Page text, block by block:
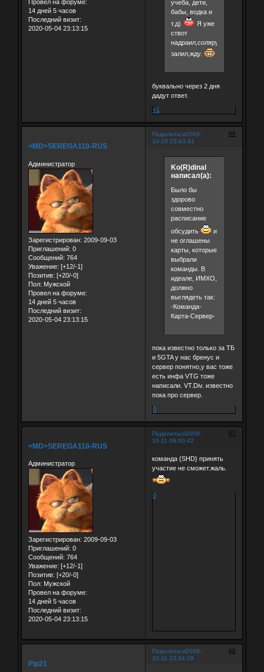
Провел на форуме:
14 дней 5 часов
Последний визит:
2020-05-04 23:13:15
учеба, дети,
бабы, водка и
т.д)
Я уже
ствот
надраил,соляру
залил,жду.
буквально через 2 дня
дадут ответ.
+1
Поделиться 66
2009-
10-10 23:43:41
<MD>SEREGA110-RUS
Администратор
Зарегистрирован: 2009-09-03
Приглашений: 0
Сообщений: 764
Уважение: [+12/-1]
Позитив: [+20/-0]
Пол: Мужской
Провел на форуме:
14 дней 5 часов
Последний визит:
2020-05-04 23:13:15
Ko(R)dinal
написал(а):
Было бы
здорово
совместно
расписание
обсудить
и
не оглашены
карты, которые
выбрали
команды. В
идеале, ИМХО,
должно
выглядеть так:
-Команда-
Карта-Сервер-
пока известно только за ТБ
и 5GTA у нас бренус и
сервер понятно,у вас тоже
есть инфа VTG тоже
написали. VT.Div. известно
пока про сервер.
0
Поделиться 67
2009-
10-11 09:00:42
<MD>SEREGA110-RUS
Администратор
Зарегистрирован: 2009-09-03
Приглашений: 0
Сообщений: 764
Уважение: [+12/-1]
Позитив: [+20/-0]
Пол: Мужской
Провел на форуме:
14 дней 5 часов
Последний визит:
2020-05-04 23:13:15
команда {SHD} принять
участие не сможет.жаль.
0
Поделиться 68
2009-
10-11 23:34:29
Pip21